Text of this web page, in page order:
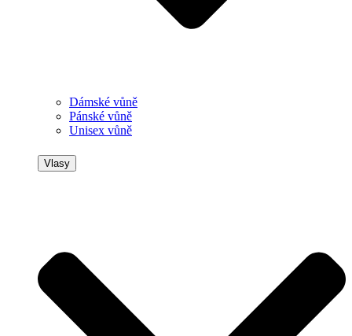
Dámské vůně
Pánské vůně
Unisex vůně
Vlasy